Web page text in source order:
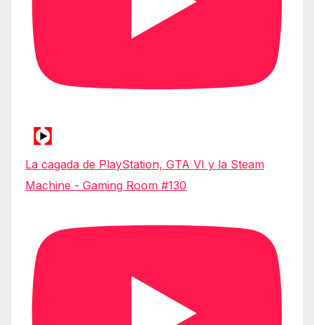
La cagada de PlayStation, GTA VI y la Steam
Machine - Gaming Room #130